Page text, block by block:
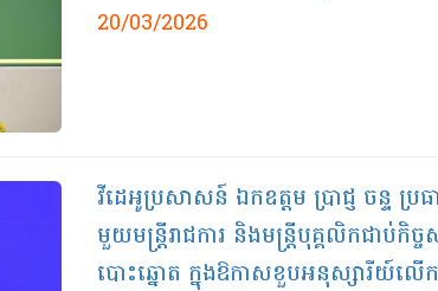
20/03/2026
វីដេអូ​ប្រសាសន៍ ឯកឧត្តម ប្រាជ្ញ ចន្ទ
មួយមន្ត្រីរាជការ និងមន្ត្រីបុគ្គលិកជាប់កិច្
បោះឆ្នោត ក្នុងឱកាសខួបអនុស្សារីយ៍លើក